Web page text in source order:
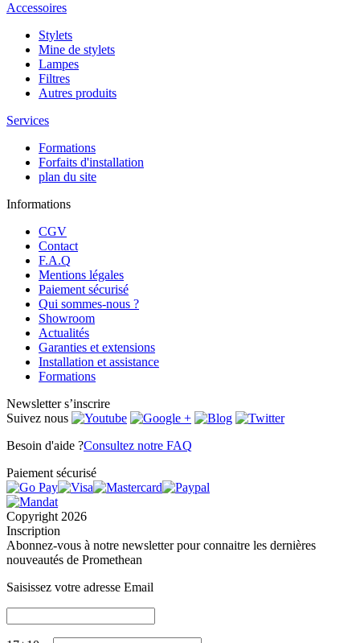
Accessoires
Stylets
Mine de stylets
Lampes
Filtres
Autres produits
Services
Formations
Forfaits d'installation
plan du site
Informations
CGV
Contact
F.A.Q
Mentions légales
Paiement sécurisé
Qui sommes-nous ?
Showroom
Actualités
Garanties et extensions
Installation et assistance
Formations
Newsletter s’inscrire
Suivez nous
Besoin d'aide ?Consultez notre FAQ
Paiement sécurisé
Copyright 2026
Inscription
Abonnez-vous à notre newsletter pour connaitre les dernières
nouveautés de Promethean
Saisissez votre adresse Email